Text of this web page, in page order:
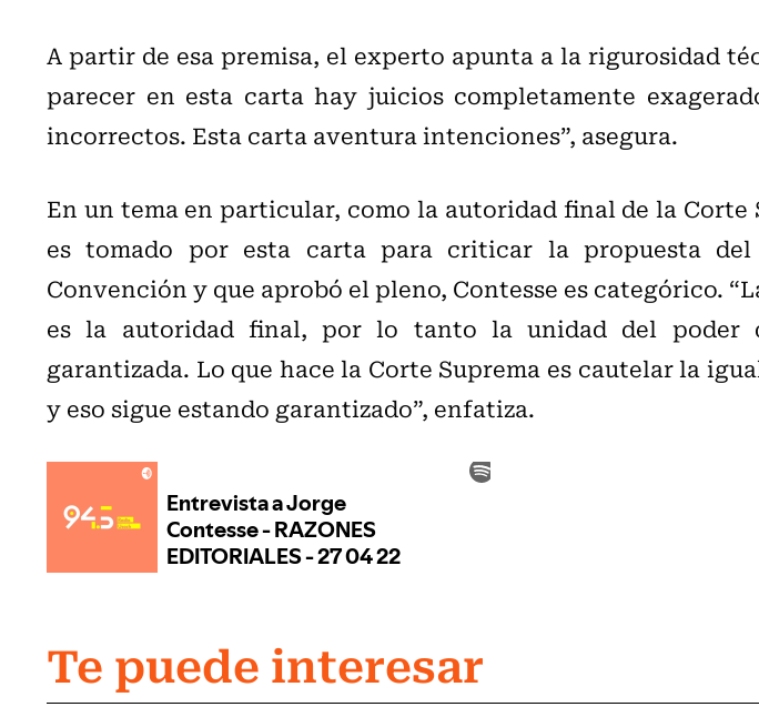
A partir de esa premisa, el experto apunta a la rigurosidad
parecer en esta carta hay juicios completamente
incorrectos. Esta carta aventura intenciones”, asegura.
En un tema en particular, como la autoridad final de la Corte
es tomado por esta carta para criticar la propuesta
Convención y que aprobó el pleno, Contesse es categórico.
es la autoridad final, por lo tanto la unidad del poder
garantizada. Lo que hace la Corte Suprema es cautelar la
y eso sigue estando garantizado”, enfatiza.
Te puede interesar